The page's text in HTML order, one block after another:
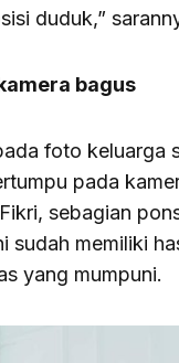
duduk,”
bagus
foto keluarga
pada
sebagian
sudah memiliki
yang mumpuni.